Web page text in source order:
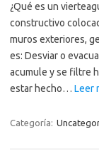
¿Qué es un
constructivo
muros exteriores,
es: Desviar o
acumule y se filtre
estar hecho… Leer
Categoría: